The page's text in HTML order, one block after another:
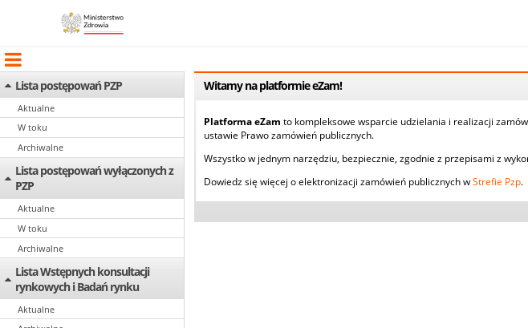
Lista postępowań PZP
Aktualne
W toku
Archiwalne
Lista postępowań wyłączonych z
PZP
Aktualne
W toku
Archiwalne
Lista Wstępnych konsultacji
rynkowych i Badań rynku
Aktualne
Witamy na platformie eZam!
Platforma eZam to kompleksowe wsparcie udzielania i realizacji
ustawie Prawo zamówień publicznych.
Wszystko w jednym narzędziu, bezpiecznie, zgodnie z przepisami z
Dowiedz się więcej o elektronizacji zamówień publicznych wStrefie Pzp.